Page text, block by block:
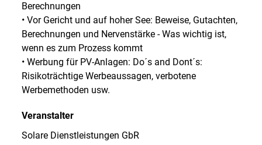
Berechnungen
• Vor Gericht und auf hoher See: Beweise, Gutachten,
Berechnungen und Nervenstärke - Was wichtig ist,
wenn es zum Prozess kommt
• Werbung für PV-Anlagen: Do´s and Dont´s:
Risikoträchtige Werbeaussagen, verbotene
Werbemethoden usw.
Veranstalter
Solare Dienstleistungen GbR